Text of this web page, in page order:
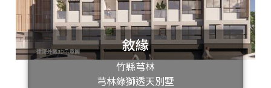
敘緣
竹縣芎林
芎林綠獅透天別墅